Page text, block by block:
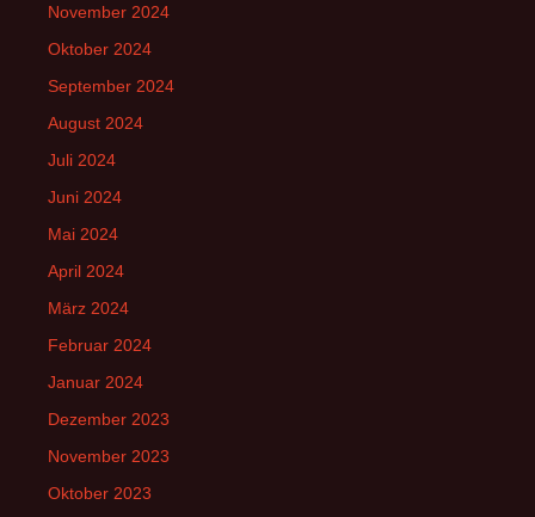
November 2024
Oktober 2024
September 2024
August 2024
Juli 2024
Juni 2024
Mai 2024
April 2024
März 2024
Februar 2024
Januar 2024
Dezember 2023
November 2023
Oktober 2023